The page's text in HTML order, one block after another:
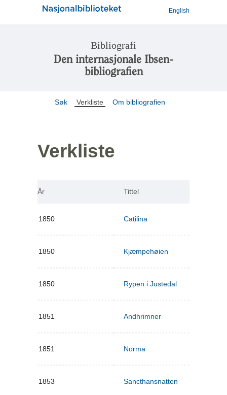
English
Bibliografi
Den internasjonale Ibsen-
bibliografien
Søk Verkliste Om bibliografien
Verkliste
År Tittel
1850 Catilina
1850 Kjæmpehøien
1850 Rypen i Justedal
1851 Andhrimner
1851 Norma
1853 Sancthansnatten